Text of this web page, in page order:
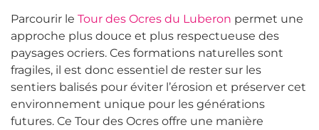
Parcourir le Tour des Ocres du Luberon permet une
approche plus douce et plus respectueuse des
paysages ocriers. Ces formations naturelles sont
fragiles, il est donc essentiel de rester sur les
sentiers balisés pour éviter l’érosion et préserver cet
environnement unique pour les générations
futures. Ce Tour des Ocres offre une manière